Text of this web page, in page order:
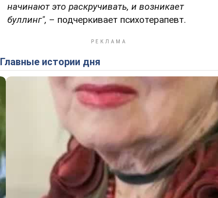
начинают это раскручивать, и возникает
буллинг", – подчеркивает психотерапевт.
Главные истории дня